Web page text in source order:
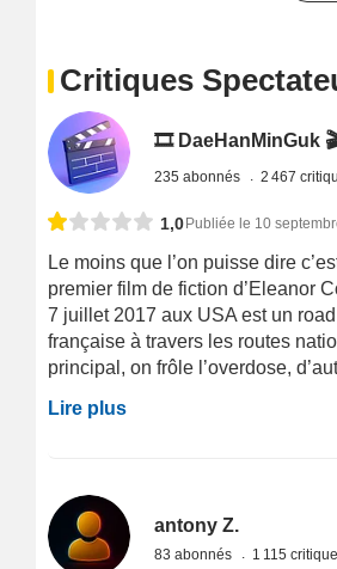
Critiques
🎞️ DaeHanMinGuk
235 abonnés 2 467
1,0 Publiée le 10
Le moins que l’on puisse dire
premier film de fiction d’Eleanor
7 juillet 2017 aux USA est un
française à travers les routes
principal, on frôle l’overdose,
Lire plus
antony Z.
83 abonnés 1 115